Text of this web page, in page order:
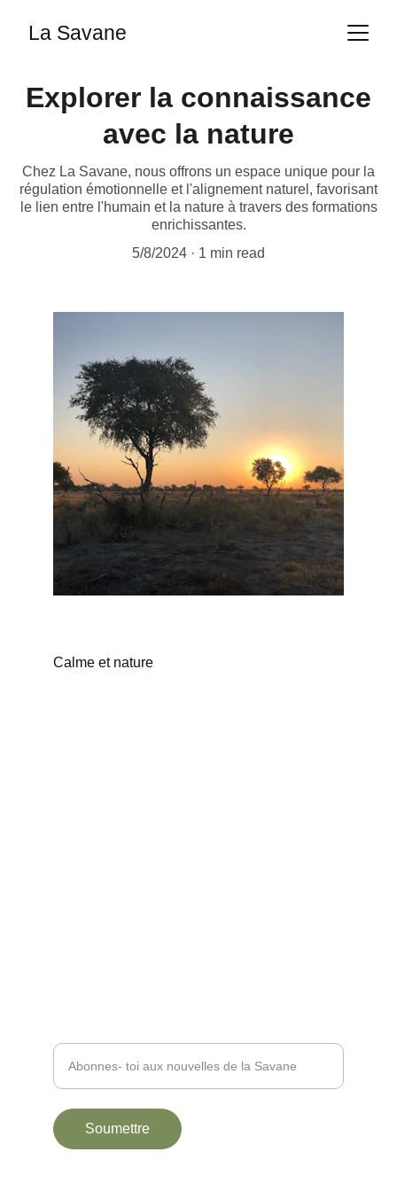
La Savane
Explorer la connaissance
avec la nature
Chez La Savane, nous offrons un espace unique pour la
régulation émotionnelle et l'alignement naturel, favorisant
le lien entre l'humain et la nature à travers des formations
enrichissantes.
5/8/2024
1 min read
Calme et nature
Soumettre